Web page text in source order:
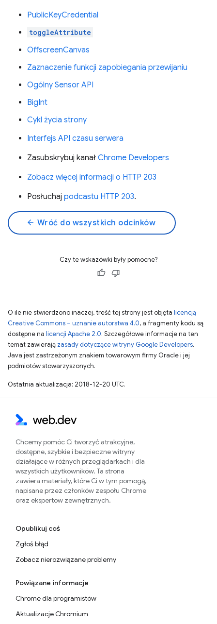
PublicKeyCredential
toggleAttribute
OffscreenCanvas
Zaznaczenie funkcji zapobiegania przewijaniu
Ogólny Sensor API
BigInt
Cykl życia strony
Interfejs API czasu serwera
Zasubskrybuj kanał Chrome Developers
Zobacz więcej informacji o HTTP 203
Posłuchaj podcastu HTTP 203.
arrow_back Wróć do wszystkich odcinków
Czy te wskazówki były pomocne?
O ile nie stwierdzono inaczej, treść tej strony jest objęta licencją
Creative Commons – uznanie autorstwa 4.0, a fragmenty kodu są
dostępne na licencji Apache 2.0. Szczegółowe informacje na ten
temat zawierają zasady dotyczące witryny Google Developers.
Java jest zastrzeżonym znakiem towarowym firmy Oracle i jej
podmiotów stowarzyszonych.
Ostatnia aktualizacja: 2018-12-20 UTC.
Chcemy pomóc Ci tworzyć atrakcyjne,
dostępne, szybkie i bezpieczne witryny
działające w różnych przeglądarkach i dla
wszystkich użytkowników. Ta strona
zawiera materiały, które Ci w tym pomogą,
napisane przez członków zespołu Chrome
oraz ekspertów zewnętrznych.
Opublikuj coś
Zgłoś błąd
Zobacz nierozwiązane problemy
Powiązane informacje
Chrome dla programistów
Aktualizacje Chromium